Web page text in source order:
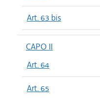
Art. 63 bis
CAPO II
Art. 64
Art. 65